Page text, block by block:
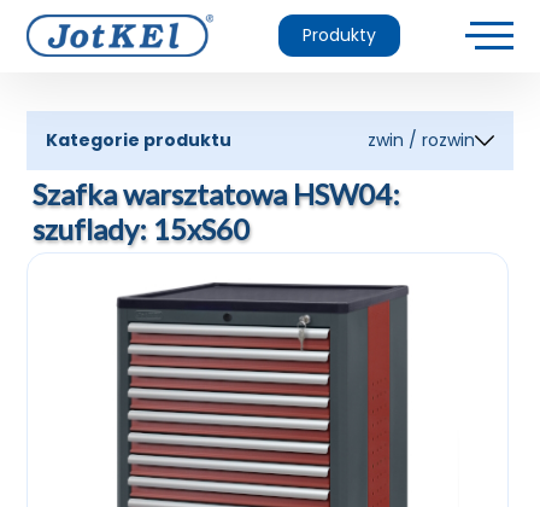
Produkty
Kategorie produktu zwin / rozwin
Szafka warsztatowa HSW04:
szuflady: 15xS60